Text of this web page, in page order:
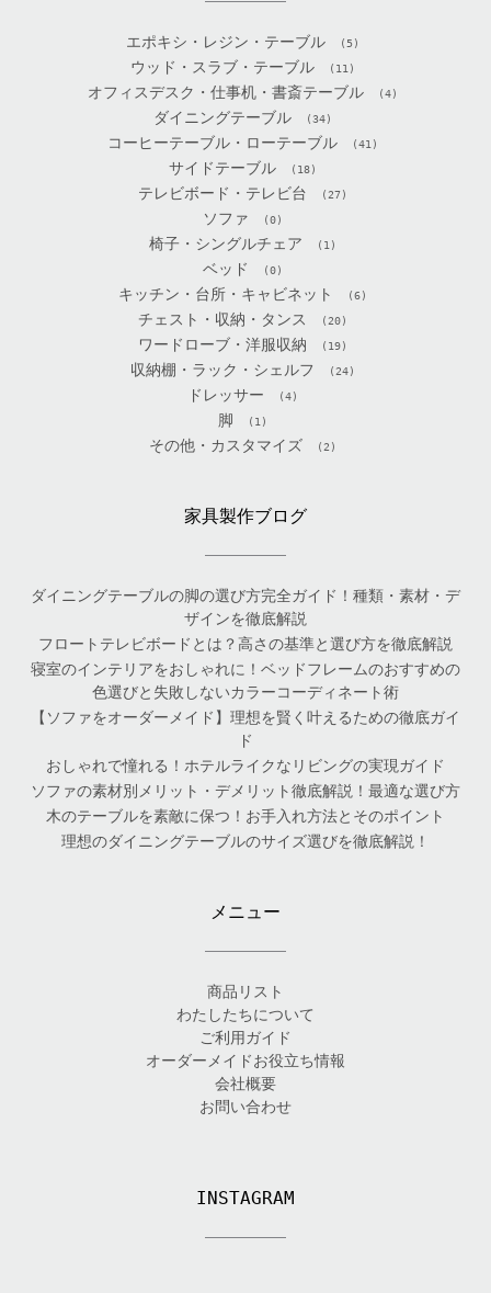
エポキシ・レジン・テーブル (5)
ウッド・スラブ・テーブル (11)
オフィスデスク・仕事机・書斎テーブル (4)
ダイニングテーブル (34)
コーヒーテーブル・ローテーブル (41)
サイドテーブル (18)
テレビボード・テレビ台 (27)
ソファ (0)
椅子・シングルチェア (1)
ベッド (0)
キッチン・台所・キャビネット (6)
チェスト・収納・タンス (20)
ワードローブ・洋服収納 (19)
収納棚・ラック・シェルフ (24)
ドレッサー (4)
脚 (1)
その他・カスタマイズ (2)
家具製作ブログ
ダイニングテーブルの脚の選び方完全ガイド！種類・素材・デ
ザインを徹底解説
フロートテレビボードとは？高さの基準と選び方を徹底解説
寝室のインテリアをおしゃれに！ベッドフレームのおすすめの
色選びと失敗しないカラーコーディネート術
【ソファをオーダーメイド】理想を賢く叶えるための徹底ガイ
ド
おしゃれで憧れる！ホテルライクなリビングの実現ガイド
ソファの素材別メリット・デメリット徹底解説！最適な選び方
木のテーブルを素敵に保つ！お手入れ方法とそのポイント
理想のダイニングテーブルのサイズ選びを徹底解説！
メニュー
商品リスト
わたしたちについて
ご利用ガイド
オーダーメイドお役立ち情報
会社概要
お問い合わせ
INSTAGRAM